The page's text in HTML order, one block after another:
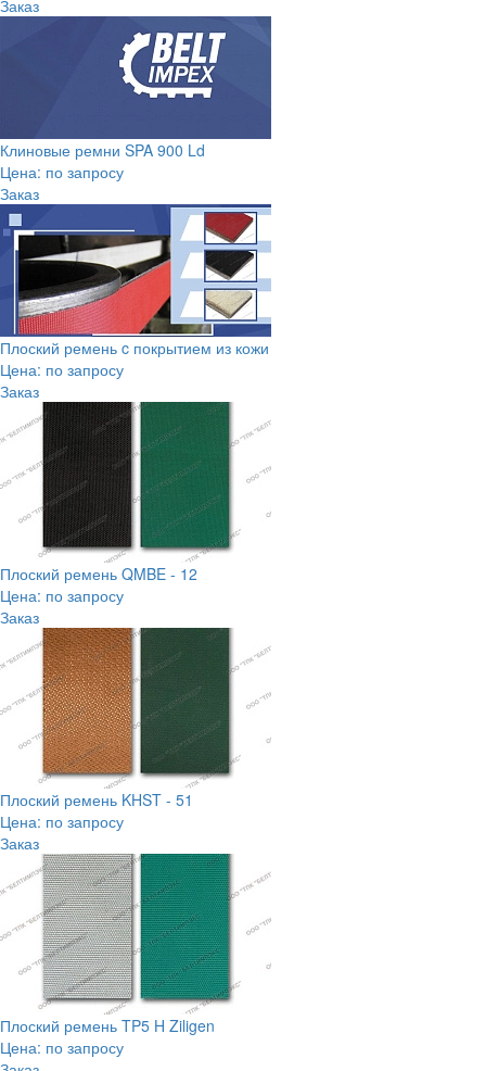
Заказ
Клиновые ремни SPA 900 Ld
Цена: по запросу
Заказ
Плоский ремень c покрытием из кожи
Цена: по запросу
Заказ
Плоский ремень QMBE - 12
Цена: по запросу
Заказ
Плоский ремень KHST - 51
Цена: по запросу
Заказ
Плоский ремень TP5 H Ziligen
Цена: по запросу